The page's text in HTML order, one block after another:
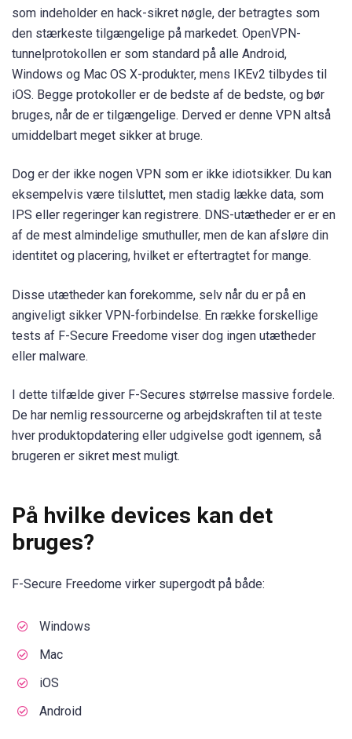
som indeholder en hack-sikret nøgle, der betragtes som
den stærkeste tilgængelige på markedet. OpenVPN-
tunnelprotokollen er som standard på alle Android,
Windows og Mac OS X-produkter, mens IKEv2 tilbydes til
iOS. Begge protokoller er de bedste af de bedste, og bør
bruges, når de er tilgængelige. Derved er denne VPN altså
umiddelbart meget sikker at bruge.
Dog er der ikke nogen VPN som er ikke idiotsikker. Du kan
eksempelvis være tilsluttet, men stadig lække data, som
IPS eller regeringer kan registrere. DNS-utætheder er er en
af de mest almindelige smuthuller, men de kan afsløre din
identitet og placering, hvilket er eftertragtet for mange.
Disse utætheder kan forekomme, selv når du er på en
angiveligt sikker VPN-forbindelse. En række forskellige
tests af F-Secure Freedome viser dog ingen utætheder
eller malware.
I dette tilfælde giver F-Secures størrelse massive fordele.
De har nemlig ressourcerne og arbejdskraften til at teste
hver produktopdatering eller udgivelse godt igennem, så
brugeren er sikret mest muligt.
På hvilke devices kan det
bruges?
F-Secure Freedome virker supergodt på både:
Windows
Mac
iOS
Android